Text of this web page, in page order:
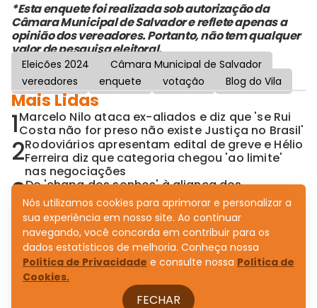
*Esta enquete foi realizada sob autorização da
Câmara Municipal de Salvador e reflete apenas a
opinião dos vereadores. Portanto, não tem qualquer
valor de pesquisa eleitoral.
Eleições 2024
Câmara Municipal de Salvador
vereadores
enquete votação Blog do Vila
Mais Lidas
1Marcelo Nilo ataca ex-aliados e diz que 'se Rui
Costa não for preso não existe Justiça no Brasil'
2Rodoviários apresentam edital de greve e Hélio
Ferreira diz que categoria chegou 'ao limite'
nas negociações
3De 'chapa dos sonhos' à aliança dos
pesadelos: Neto seduz PSD com Senado
completo
4Convênio não cura ninguém: TCE expõe saúde
emperrada no governo Jerônimo
5Aleluia pai e filho articulam assumir o
comando do Novo na Bahia após dissolução
de diretório
Nós utilizamos cookies para aprimorar e personalizar a
sua experiência em nosso site. Ao continuar
navegando, você concorda em contribuir para os
dados estatísticos de melhoria. Conheça nossa
Política de Privacidade e consulte nossa Política de
Cookies.
FECHAR